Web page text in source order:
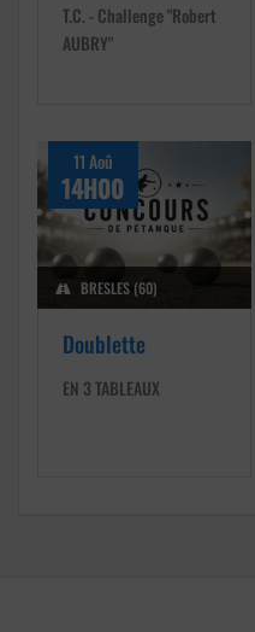
T.C. - Challenge "Robert
AUBRY"
11 Aoû
14H00
BRESLES (60)
Doublette
EN 3 TABLEAUX